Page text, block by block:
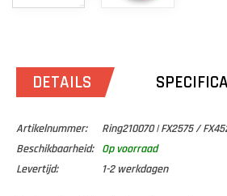
DETAILS
Artikelnummer:
Ring210070 | FX2575 /
Beschikbaarheid:
Op voorraad
Levertijd:
1-2 werkdagen